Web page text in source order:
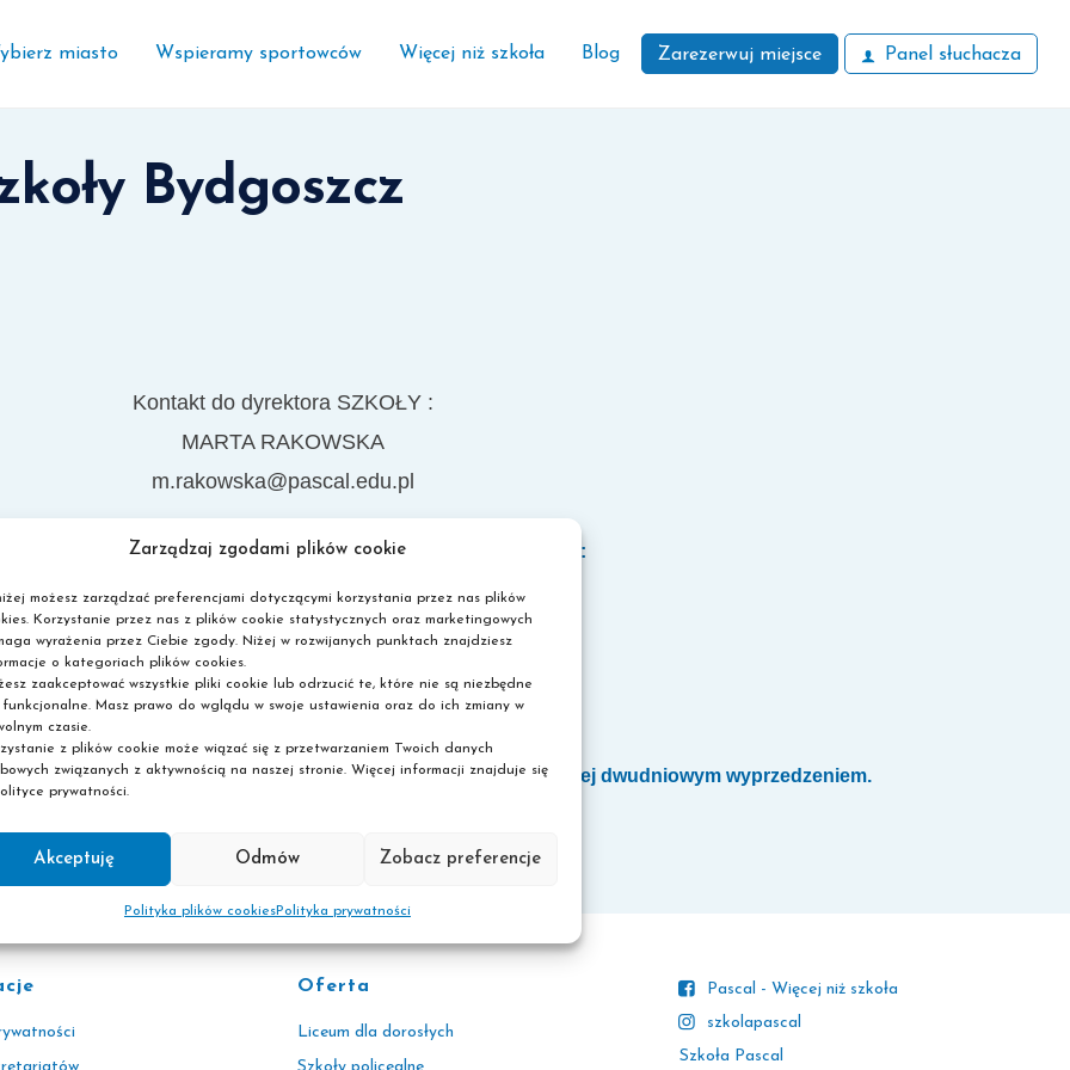
Zarządzaj zgodami plików cookie
możesz zarządzać preferencjami dotyczącymi korzystania przez nas plików
Korzystanie przez nas z plików cookie statystycznych oraz marketingowych
wyrażenia przez Ciebie zgody. Niżej w rozwijanych punktach znajdziesz
o kategoriach plików cookies.
zaakceptować wszystkie pliki cookie lub odrzucić te, które nie są niezbędne
Masz prawo do wglądu w swoje ustawienia oraz do ich zmiany w
czasie.
z plików cookie może wiązać się z przetwarzaniem Twoich danych
związanych z aktywnością na naszej stronie. Więcej informacji znajduje się
prywatności.
Akceptuję Odmów Zobacz preferencje
Polityka plików cookiesPolityka prywatności
miasto Wspieramy sportowców Więcej niż szkoła Blog Zarezerwuj miejsce Panel słuchacza
Bydgoszcz
Kontakt do dyrektora SZKOŁY :
MARTA RAKOWSKA
m.rakowska@pascal.edu.pl
Dyrektora Szkoły w roku szkolnym 2025/2026 odbywają się:
- we wtorki w godzinach od 9:00 - 14:00
- w środy w godzinach od
poprzez e-mail : m.rakowska@pascal.edu.pl z przynajmniej dwudniowym wyprzedzeniem.
Oferta
Liceum dla dorosłych
Pascal - Więcej niż szkoła
szkolapascal
Szkoła Pascal